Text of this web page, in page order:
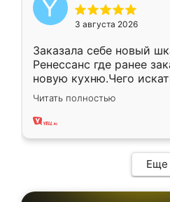
3 августа 2026
Заказала себе новый
Ренессанс где ранее
новую кухню.Чего
вполне довольна.
два года, нареканий нет.
Читать полностью
Еще